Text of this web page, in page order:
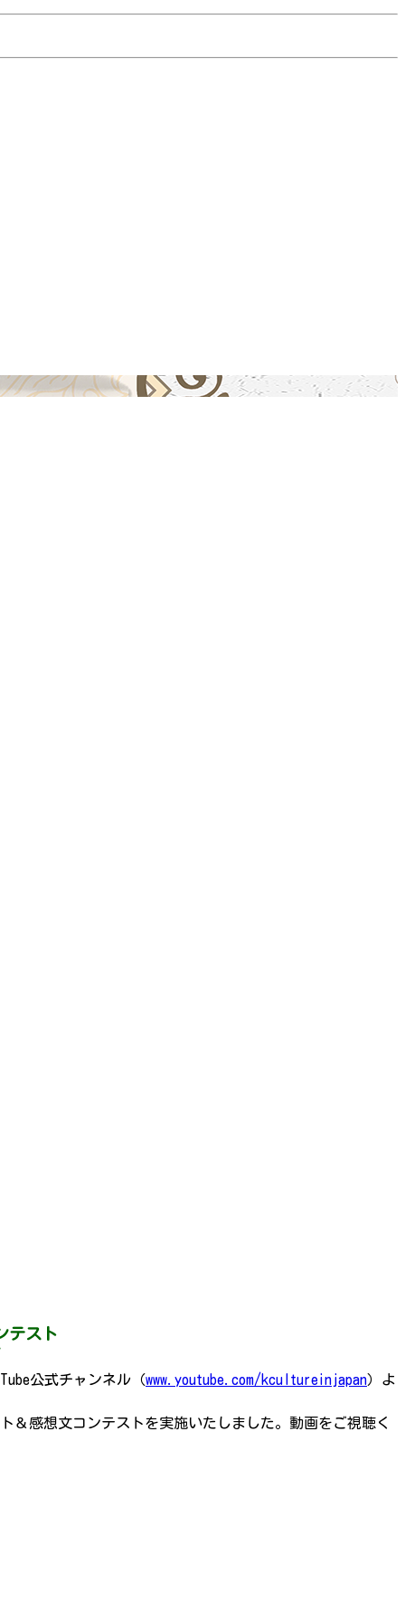
テスト
公式チャンネル（www.youtube.com/kcultureinjapan）よ
＆感想文コンテストを実施いたしました。動画をご視聴く